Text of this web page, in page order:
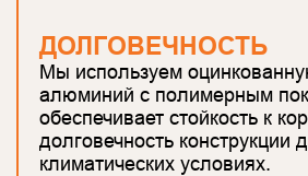
ДОЛГОВЕЧНОСТЬ
Мы используем
алюминий с полимерным
обеспечивает стойкость к
долговечность конструкции
климатических условиях.